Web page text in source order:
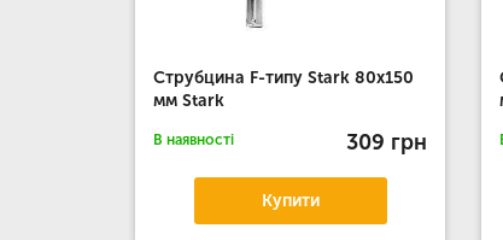
Струбцина F-типу Stark 80x150
мм Stark
В наявності 309 грн
Купити